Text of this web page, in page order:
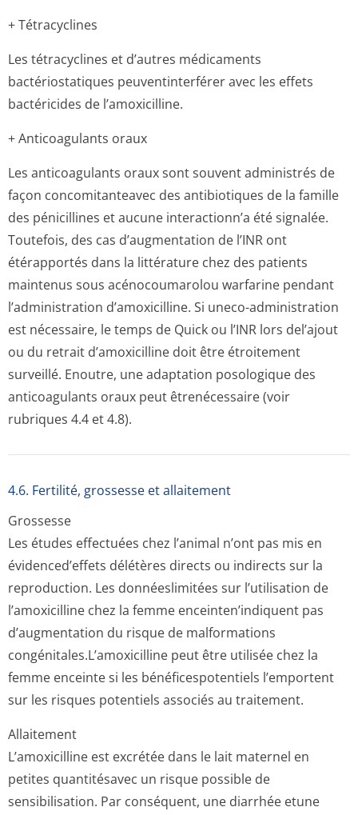
+ Tétracyclines
Les tétracyclines et d’autres médicaments
bactériostatiques peuventinterférer avec les effets
bactéricides de l’amoxicilline.
+ Anticoagulants oraux
Les anticoagulants oraux sont souvent administrés de
façon concomitanteavec des antibiotiques de la famille
des pénicillines et aucune interactionn’a été signalée.
Toutefois, des cas d’augmentation de l’INR ont
étérapportés dans la littérature chez des patients
maintenus sous acénocoumarolou warfarine pendant
l’administration d’amoxicilline. Si uneco-administration
est nécessaire, le temps de Quick ou l’INR lors del’ajout
ou du retrait d’amoxicilline doit être étroitement
surveillé. Enoutre, une adaptation posologique des
anticoagulants oraux peut êtrenécessaire (voir
rubriques 4.4 et 4.8).
4.6. Fertilité, grossesse et allaitement
Grossesse
Les études effectuées chez l’animal n’ont pas mis en
évidenced’effets délétères directs ou indirects sur la
reproduction. Les donnéeslimitées sur l’utilisation de
l’amoxicilline chez la femme enceinten’indiquent pas
d’augmentation du risque de malformations
congénitales.L’a­moxicilline peut être utilisée chez la
femme enceinte si les bénéficespotentiels l’emportent
sur les risques potentiels associés au traitement.
Allaitement
L’amoxicilline est excrétée dans le lait maternel en
petites quantitésavec un risque possible de
sensibilisation. Par conséquent, une diarrhée etune